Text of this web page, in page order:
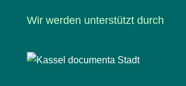
Wir werden unterstützt durch